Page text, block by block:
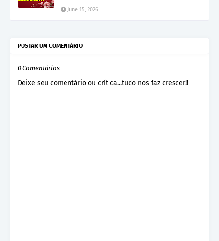
June 15, 2026
POSTAR UM COMENTÁRIO
0 Comentários
Deixe seu comentário ou crítica...tudo nos faz crescer!!